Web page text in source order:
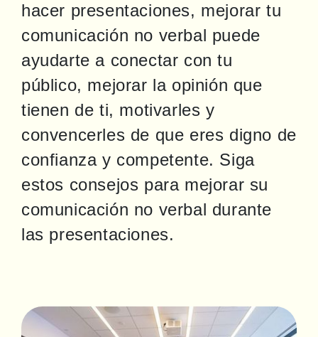
hacer presentaciones, mejorar tu
comunicación no verbal puede
ayudarte a conectar con tu
público, mejorar la opinión que
tienen de ti, motivarles y
convencerles de que eres digno de
confianza y competente. Siga
estos consejos para mejorar su
comunicación no verbal durante
las presentaciones.